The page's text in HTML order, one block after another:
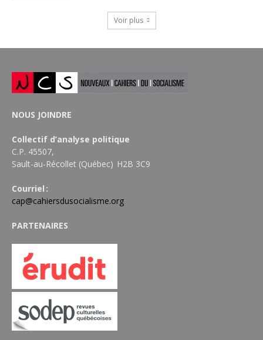
Voir plus
NOUS JOINDRE
Collectif d’analyse politique
C.P. 45507,
Sault-au-Récollet (Québec) H2B 3C9
Courriel :
cap@cahiersdusocialisme.org
PARTENAIRES